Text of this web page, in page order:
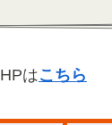
はこちら